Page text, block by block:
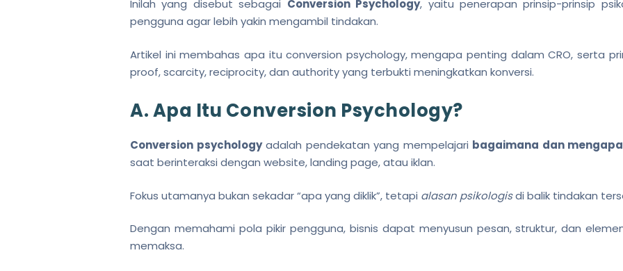
Inilah yang disebut sebagai Conversion Psychology, yaitu penerapan prinsip-prinsip
pengguna agar lebih yakin mengambil tindakan.
Artikel ini membahas apa itu conversion psychology, mengapa penting dalam CRO, serta
proof, scarcity, reciprocity, dan authority yang terbukti meningkatkan konversi.
A. Apa Itu Conversion Psychology?
Conversion psychologyadalah pendekatan yang mempelajari bagaimana dan mengapa
saat berinteraksi dengan website, landing page, atau iklan.
Fokus utamanya bukan sekadar “apa yang diklik”, tetapi alasan psikologisdi balik tindakan
Dengan memahami pola pikir pengguna, bisnis dapat menyusun pesan, struktur, dan
memaksa.